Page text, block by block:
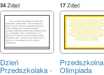
34 Zdjęć 17 Zdjęć
Dzień
Przedszkolaka -
Przedszkolna
Olimpiada